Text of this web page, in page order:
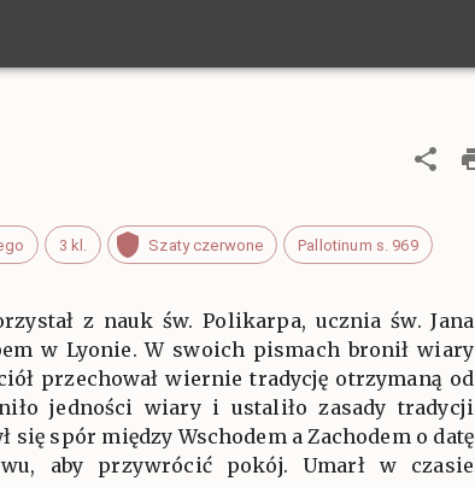
3 kl. Szaty czerwone Pallotinum s. 969
z nauk św. Polikarpa, ucznia św. Jana
w Lyonie. W swoich pismach bronił wiary
przechował wiernie tradycję otrzymaną od
jedności wiary i ustaliło zasady tradycji
spór między Wschodem a Zachodem o datę
aby przywrócić pokój. Umarł w czasie